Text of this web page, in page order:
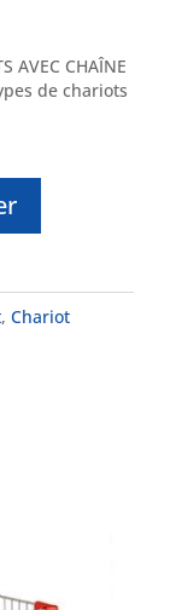
AVEC CHAÎNE
de chariots
, Chariot